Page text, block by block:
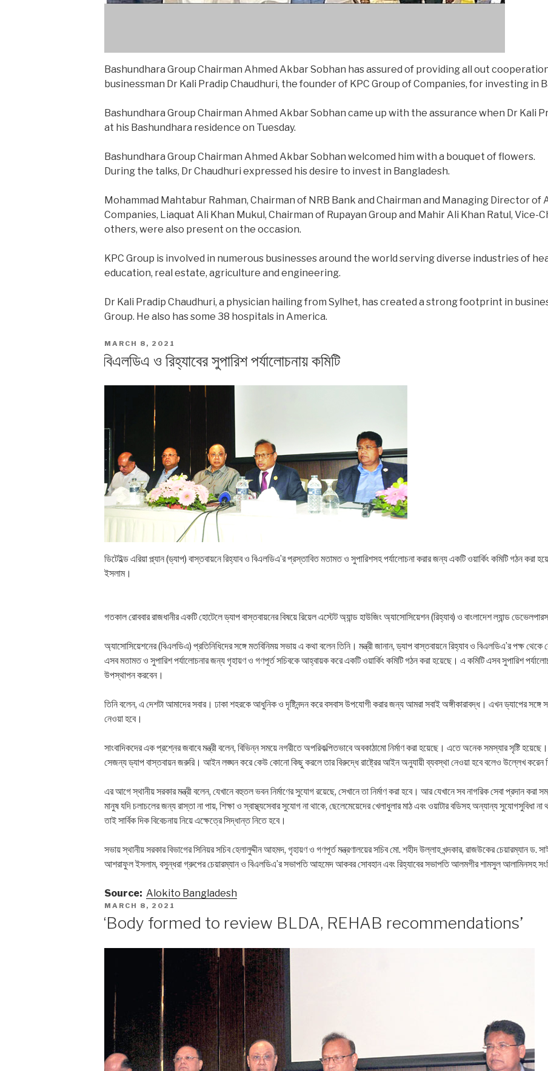
Bashundhara Group Chairman Ahmed Akbar Sobhan has assured of providing all out
businessman Dr Kali Pradip Chaudhuri, the founder of KPC Group of Companies, for investing in
Bashundhara Group Chairman Ahmed Akbar Sobhan came up with the assurance when Dr Kali
at his Bashundhara residence on Tuesday.
Bashundhara Group Chairman Ahmed Akbar Sobhan welcomed him with a bouquet of flowers.
During the talks, Dr Chaudhuri expressed his desire to invest in Bangladesh.
Mohammad Mahtabur Rahman, Chairman of NRB Bank and Chairman and Managing Director of
Companies, Liaquat Ali Khan Mukul, Chairman of Rupayan Group and Mahir Ali Khan Ratul, Vice-
others, were also present on the occasion.
KPC Group is involved in numerous businesses around the world serving diverse industries of
education, real estate, agriculture and engineering.
Dr Kali Pradip Chaudhuri, a physician hailing from Sylhet, has created a strong footprint in
Group. He also has some 38 hospitals in America.
POSTED
ON
MARCH 8, 2021
বিএলডিএ ও রিহ্যাবের সুপারিশ পর্যালোচনায় কমিটি
ডিটেইল্ড এরিয়া প্ল্যান (ড্যাপ) বাস্তবায়নে রিহ্যাব ও বিএলডিএ’র প্রস্তাবিত মতামত ও সুপারিশসহ পর্যালোচনা করার জন্য একটি ওয়ার্কিং কমিটি গঠন করা
ইসলাম।
গতকাল রোববার রাজধানীর একটি হোটেলে ড্যাপ বাস্তবায়নের বিষয়ে রিয়েল এস্টেট অ্যান্ড হাউজিং অ্যাসোসিয়েশন (রিহ্যাব) ও বাংলাদেশ ল্যান্ড ডেভেলপারস
অ্যাসোসিয়েশনের (বিএলডিএ) প্রতিনিধিদের সঙ্গে মতবিনিময় সভায় এ কথা বলেন তিনি। মন্ত্রী জানান, ড্যাপ বাস্তবায়নে রিহ্যাব ও বিএলডিএ’র পক্ষ থেকে
এসব মতামত ও সুপারিশ পর্যালোচনার জন্য গৃহায়ণ ও গণপূর্ত সচিবকে আহ্বায়ক করে একটি ওয়ার্কিং কমিটি গঠন করা হয়েছে। এ কমিটি এসব সুপারিশ
উপস্থাপন করবেন।
তিনি বলেন, এ দেশটা আমাদের সবার। ঢাকা শহরকে আধুনিক ও দৃষ্টিনন্দন করে বসবাস উপযোগী করার জন্য আমরা সবাই অঙ্গীকারাবদ্ধ। এখন ড্যাপের সঙ্গে
নেওয়া হবে।
সাংবাদিকদের এক প্রশ্নের জবাবে মন্ত্রী বলেন, বিভিন্ন সময়ে নগরীতে অপরিকল্পিতভাবে অবকাঠামো নির্মাণ করা হয়েছে। এতে অনেক সমস্যার সৃষ্টি
সেজন্য ড্যাপ বাস্তবায়ন জরুরি। আইন লঙ্ঘন করে কেউ কোনো কিছু করলে তার বিরুদ্ধে রাষ্ট্রের আইন অনুযায়ী ব্যবস্থা নেওয়া হবে বলেও উল্লেখ করেন
এর আগে স্থানীয় সরকার মন্ত্রী বলেন, যেখানে বহুতল ভবন নির্মাণের সুযোগ রয়েছে, সেখানে তা নির্মাণ করা হবে। আর যেখানে সব নাগরিক সেবা প্রদান করা
মানুষ যদি চলাচলের জন্য রাস্তা না পায়, শিক্ষা ও স্বাস্থ্যসেবার সুযোগ না থাকে, ছেলেমেয়েদের খেলাধুলার মাঠ এবং ওয়াটার বডিসহ অন্যান্য সুযোগসুবিধা না
তাই সার্বিক দিক বিবেচনায় নিয়ে এক্ষেত্রে সিদ্ধান্ত নিতে হবে।
সভায় স্থানীয় সরকার বিভাগের সিনিয়র সচিব হেলালুদ্দীন আহমদ, গৃহায়ণ ও গণপূর্ত মন্ত্রণালয়ের সচিব মো. শহীদ উল্লাহ খন্দকার, রাজউকের চেয়ারম্যান ড.
আশরাফুল ইসলাম, বসুন্ধরা গ্রুপের চেয়ারম্যান ও বিএলডিএ’র সভাপতি আহমেদ আকবর সোবহান এবং রিহ্যাবের সভাপতি আলমগীর শামসুল আলামিনসহ
Source: Alokito Bangladesh
POSTED
ON
MARCH 8, 2021
‘Body formed to review BLDA, REHAB recommendations’